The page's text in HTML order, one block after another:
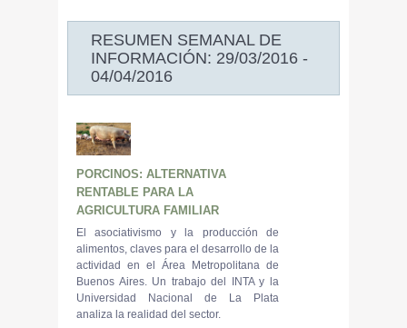
RESUMEN SEMANAL DE
INFORMACIÓN: 29/03/2016 -
04/04/2016
PORCINOS: ALTERNATIVA
RENTABLE PARA LA
AGRICULTURA FAMILIAR
El asociativismo y la producción de
alimentos, claves para el desarrollo de la
actividad en el Área Metropolitana de
Buenos Aires. Un trabajo del INTA y la
Universidad Nacional de La Plata
analiza la realidad del sector.